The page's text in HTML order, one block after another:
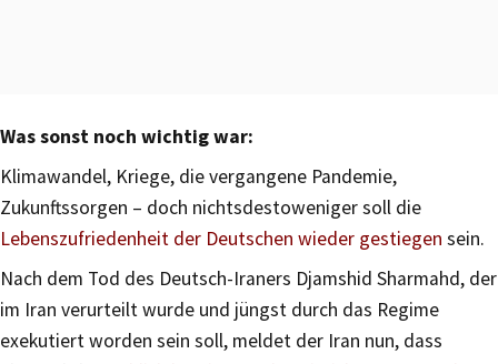
Was sonst noch wichtig war:
Klimawandel, Kriege, die vergangene Pandemie,
Zukunftssorgen – doch nichtsdestoweniger soll die
Lebenszufriedenheit der Deutschen wieder gestiegen sein.
Nach dem Tod des Deutsch-Iraners Djamshid Sharmahd, der
im Iran verurteilt wurde und jüngst durch das Regime
exekutiert worden sein soll, meldet der Iran nun, dass